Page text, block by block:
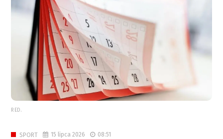
RED.
SPORT 15 lipca 2026 08:51